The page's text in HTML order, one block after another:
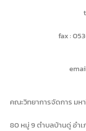
fax : 053-
คณะวิทยาการจัดการ มห
80 หมู่ 9 ตำบลบ้านดู่ อำเ